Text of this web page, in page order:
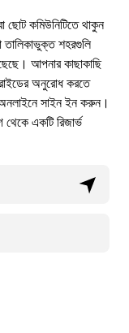
কমিউনিটিতে থাকুন
শহরগুলি
আপনার কাছাকাছি
অনুরোধ করতে
অনলাইনে সাইন ইন করুন।
একটি রিজার্ভ